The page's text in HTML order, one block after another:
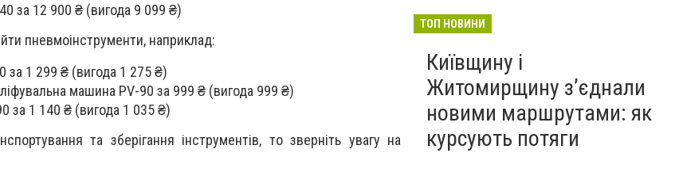
за 12 900 ₴ (вигода 9 099 ₴)
пневмоінструменти, наприклад:
за 1 299 ₴ (вигода 1 275 ₴)
машина PV-90 за 999 ₴ (вигода 999 ₴)
за 1 140 ₴ (вигода 1 035 ₴)
та зберігання інструментів, то зверніть увагу на
ТОП НОВИНИ
Київщину і
Житомирщину з’єднали
новими маршрутами: як
курсують потяги